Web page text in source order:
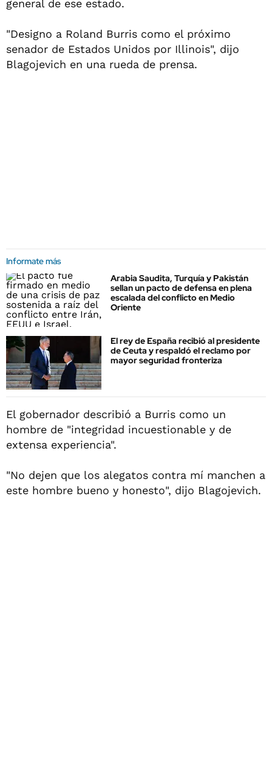
general de ese estado.
"Designo a Roland Burris como el próximo
senador de Estados Unidos por Illinois", dijo
Blagojevich en una rueda de prensa.
Informate más
Arabia Saudita, Turquía y Pakistán
sellan un pacto de defensa en plena
escalada del conflicto en Medio
Oriente
El rey de España recibió al presidente
de Ceuta y respaldó el reclamo por
mayor seguridad fronteriza
El gobernador describió a Burris como un
hombre de "integridad incuestionable y de
extensa experiencia".
"No dejen que los alegatos contra mí manchen a
este hombre bueno y honesto", dijo Blagojevich.